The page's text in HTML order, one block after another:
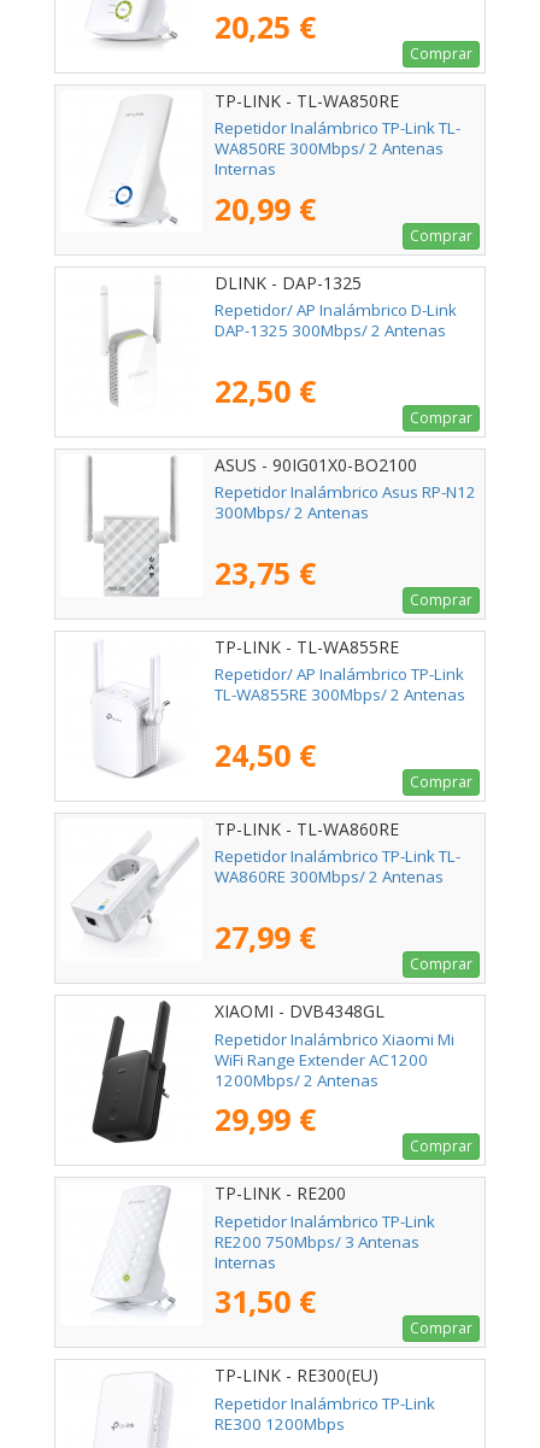
20,25 €
Comprar
TP-LINK - TL-WA850RE
Repetidor Inalámbrico TP-Link TL-
WA850RE 300Mbps/ 2 Antenas
Internas
20,99 €
Comprar
DLINK - DAP-1325
Repetidor/ AP Inalámbrico D-Link
DAP-1325 300Mbps/ 2 Antenas
22,50 €
Comprar
ASUS - 90IG01X0-BO2100
Repetidor Inalámbrico Asus RP-N12
300Mbps/ 2 Antenas
23,75 €
Comprar
TP-LINK - TL-WA855RE
Repetidor/ AP Inalámbrico TP-Link
TL-WA855RE 300Mbps/ 2 Antenas
24,50 €
Comprar
TP-LINK - TL-WA860RE
Repetidor Inalámbrico TP-Link TL-
WA860RE 300Mbps/ 2 Antenas
27,99 €
Comprar
XIAOMI - DVB4348GL
Repetidor Inalámbrico Xiaomi Mi
WiFi Range Extender AC1200
1200Mbps/ 2 Antenas
29,99 €
Comprar
TP-LINK - RE200
Repetidor Inalámbrico TP-Link
RE200 750Mbps/ 3 Antenas
Internas
31,50 €
Comprar
TP-LINK - RE300(EU)
Repetidor Inalámbrico TP-Link
RE300 1200Mbps